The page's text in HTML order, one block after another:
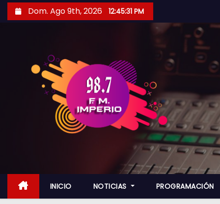
i
Dom. Ago 9th, 2026 12:45:32 PM
INICIO NOTICIAS PROGRAMACIÓN